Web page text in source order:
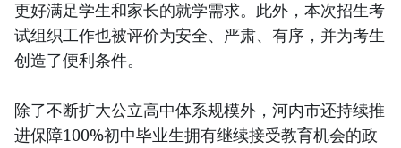
更好满足学生和家长的就学需求。此外，本次招生考
试组织工作也被评价为安全、严肃、有序，并为考生
创造了便利条件。
除了不断扩大公立高中体系规模外，河内市还持续推
进保障100%初中毕业生拥有继续接受教育机会的政